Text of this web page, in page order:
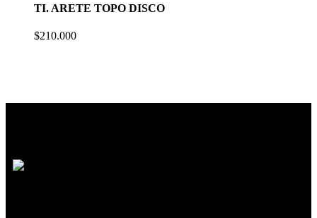
TI. ARETE TOPO DISCO
$210.000